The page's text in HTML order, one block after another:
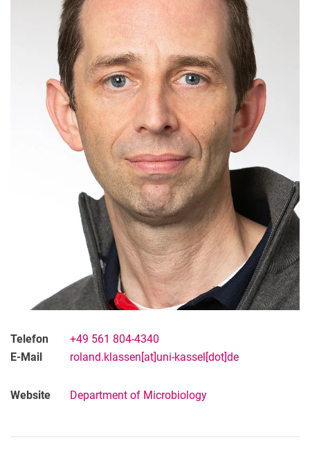
Principal Investigators
Doctoral Candidates
Associate Members
Postdoctoral Researchers
Former Members
Telefon
+49 561 804-4340
E-Mail
roland.klassen[at]uni-kassel[dot]de
Website De­part­ment of Mi­cro­bio­lo­gy